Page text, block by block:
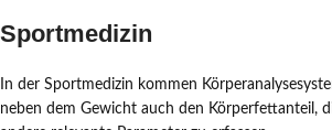
Sportmedizin
In der Sportmedizin kommen
neben dem Gewicht auch den Körperfettanteil,